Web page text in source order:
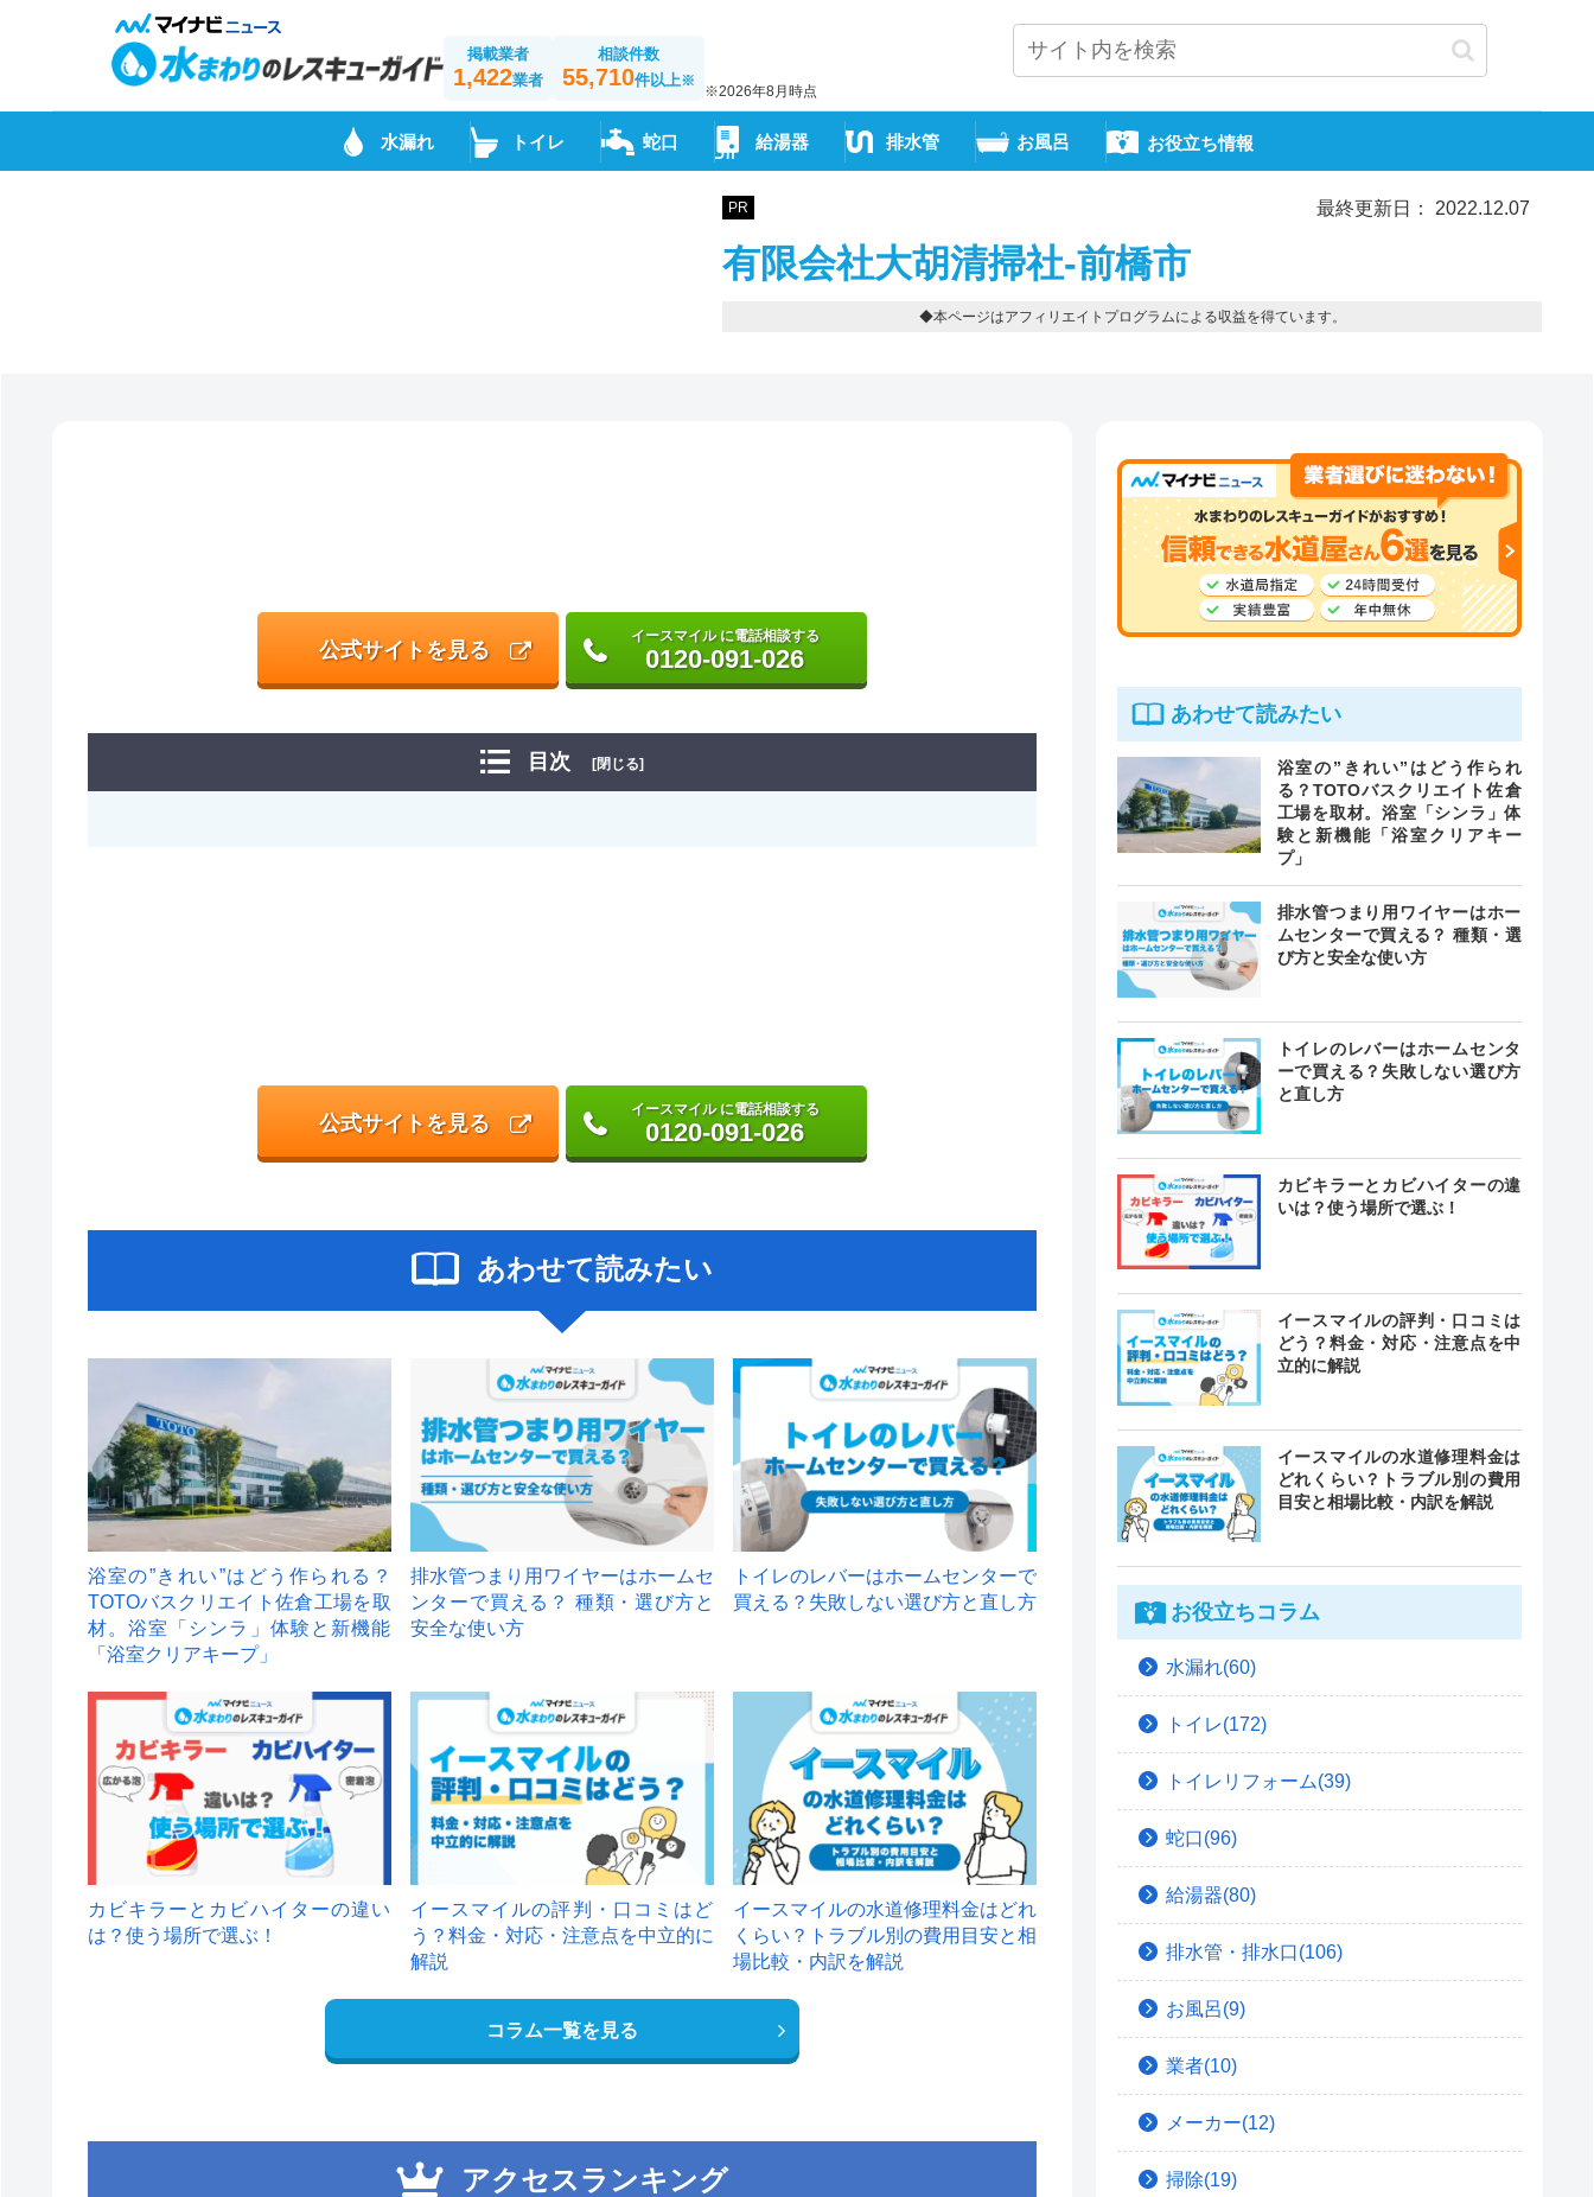
掲載業者
1,422業者
相談件数
55,710件以上※
※2026年8月時点
水漏れ トイレ 蛇口 給湯器 排水管 お風呂 お役立ち情報
PR 最終更新日： 2022.12.07
有限会社大胡清掃社-前橋市
◆本ページはアフィリエイトプログラムによる収益を得ています。
公式サイトを見る
イースマイル に電話相談する
0120-091-026
目次 [閉じる]
公式サイトを見る
イースマイル に電話相談する
0120-091-026
あわせて読みたい
浴室の”きれい”はどう作られる？
TOTOバスクリエイト佐倉工場を取
材。浴室「シンラ」体験と新機能
「浴室クリアキープ」
排水管つまり用ワイヤーはホームセ
ンターで買える？ 種類・選び方と
安全な使い方
トイレのレバーはホームセンターで
買える？失敗しない選び方と直し方
カビキラーとカビハイターの違い
は？使う場所で選ぶ！
イースマイルの評判・口コミはど
う？料金・対応・注意点を中立的に
解説
イースマイルの水道修理料金はどれ
くらい？トラブル別の費用目安と相
場比較・内訳を解説
コラム一覧を見る
アクセスランキング
あわせて読みたい
浴室の”きれい”はどう作られ
る？TOTOバスクリエイト佐倉
工場を取材。浴室「シンラ」体
験と新機能「浴室クリアキー
プ」
排水管つまり用ワイヤーはホー
ムセンターで買える？ 種類・選
び方と安全な使い方
トイレのレバーはホームセンタ
ーで買える？失敗しない選び方
と直し方
カビキラーとカビハイターの違
いは？使う場所で選ぶ！
イースマイルの評判・口コミは
どう？料金・対応・注意点を中
立的に解説
イースマイルの水道修理料金は
どれくらい？トラブル別の費用
目安と相場比較・内訳を解説
お役立ちコラム
水漏れ(60)
トイレ(172)
トイレリフォーム(39)
蛇口(96)
給湯器(80)
排水管・排水口(106)
お風呂(9)
業者(10)
メーカー(12)
掃除(19)